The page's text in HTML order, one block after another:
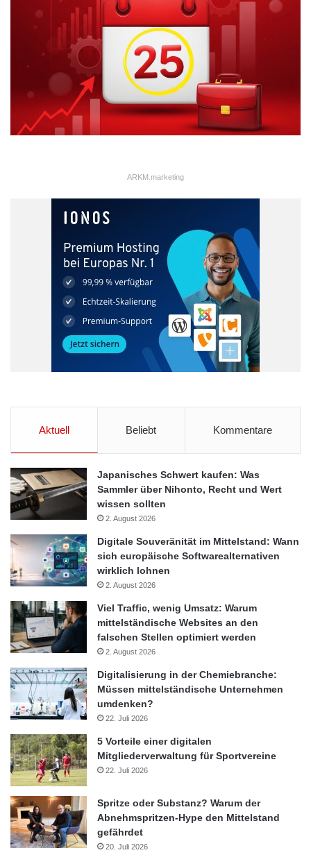
ARKM.marketing
Aktuell Beliebt Kommentare
Japanisches Schwert kaufen: Was
Sammler über Nihonto, Recht und Wert
wissen sollten
2. August 2026
Digitale Souveränität im Mittelstand: Wann
sich europäische Softwarealternativen
wirklich lohnen
2. August 2026
Viel Traffic, wenig Umsatz: Warum
mittelständische Websites an den
falschen Stellen optimiert werden
2. August 2026
Digitalisierung in der Chemiebranche:
Müssen mittelständische Unternehmen
umdenken?
22. Juli 2026
5 Vorteile einer digitalen
Mitgliederverwaltung für Sportvereine
22. Juli 2026
Spritze oder Substanz? Warum der
Abnehmspritzen-Hype den Mittelstand
gefährdet
20. Juli 2026